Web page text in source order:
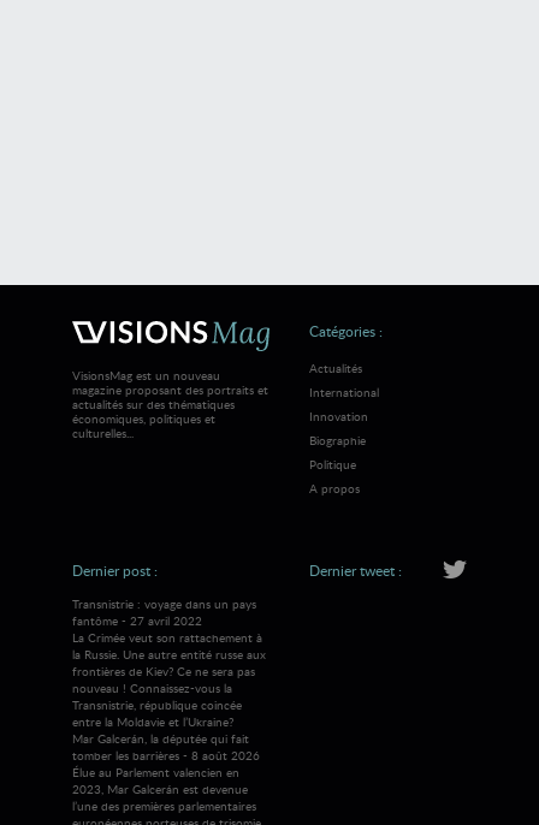
VisionsMag est un nouveau
magazine proposant des portraits et
actualités sur des thématiques
économiques, politiques et
culturelles...
Catégories :
Actualités
International
Innovation
Biographie
Politique
A propos
Dernier post :
Transnistrie : voyage dans un pays
fantôme - 27 avril 2022
La Crimée veut son rattachement à
la Russie. Une autre entité russe aux
frontières de Kiev? Ce ne sera pas
nouveau ! Connaissez-vous la
Transnistrie, république coincée
entre la Moldavie et l’Ukraine?
Mar Galcerán, la députée qui fait
tomber les barrières - 8 août 2026
Élue au Parlement valencien en
2023, Mar Galcerán est devenue
l’une des premières parlementaires
Dernier tweet :